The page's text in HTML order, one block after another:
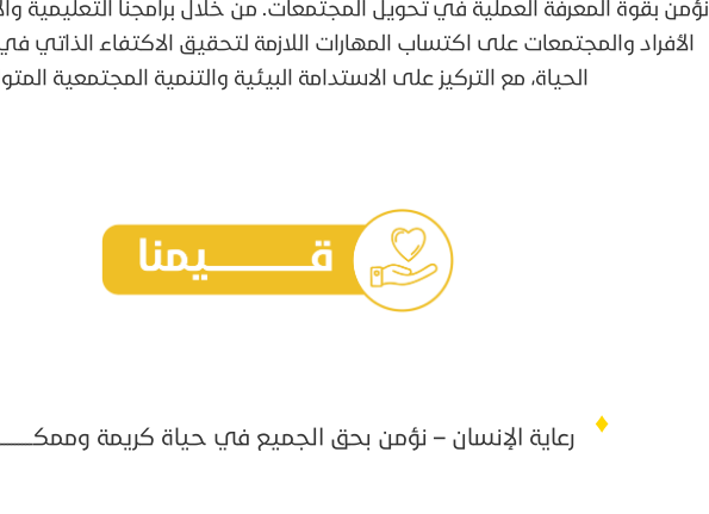
نؤمن بقوة المعرفة العملية في تحويل المجتمعات. من خلال برامجنا التعليمية
الأفراد والمجتمعات على اكتساب المهارات اللازمة لتحقيق الاكتفاء
الحياة، مع التركيز على الاستدامة البيئية والتنمية المجتمعية
♦ رعاية الإنسان – نؤمن بحق الجميع في حياة كريمة